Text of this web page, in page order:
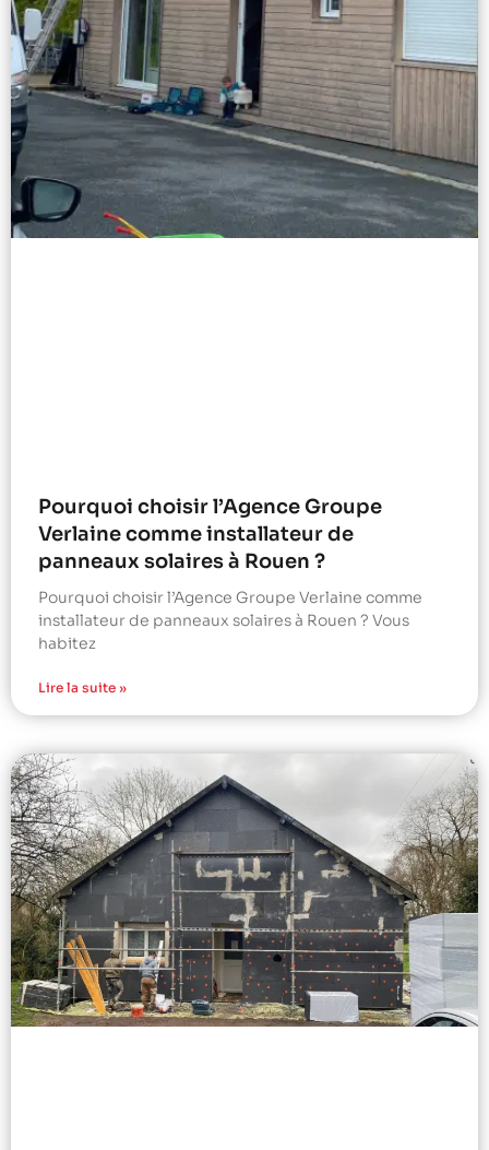
Pourquoi choisir l’Agence Groupe
Verlaine comme installateur de
panneaux solaires à Rouen ?
Pourquoi choisir l’Agence Groupe Verlaine comme
installateur de panneaux solaires à Rouen ? Vous
habitez
Lire la suite »